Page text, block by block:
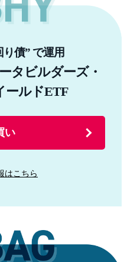
債” で運用
タビルダーズ・
ールドETF
い
はこちら